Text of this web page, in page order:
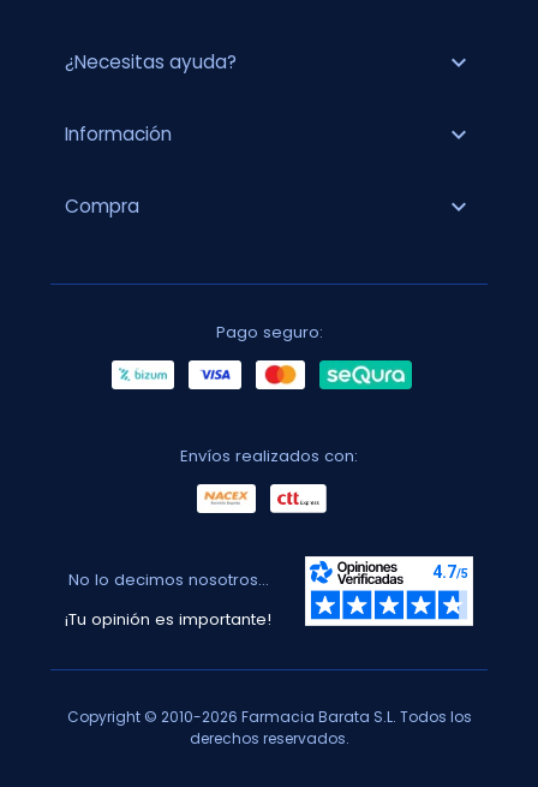
¿Necesitas ayuda? expand_more
Información expand_more
Compra expand_more
Pago seguro:
Envíos realizados con:
No lo decimos nosotros...
¡Tu opinión es importante!
Copyright © 2010-2026 Farmacia Barata S.L. Todos los
derechos reservados.